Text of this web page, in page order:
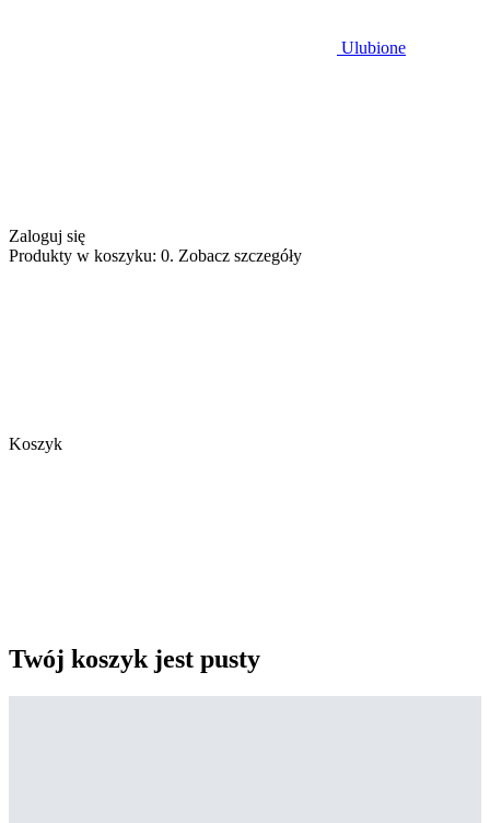
Ulubione
Zaloguj się
Produkty w koszyku: 0. Zobacz szczegóły
Koszyk
Twój koszyk jest pusty